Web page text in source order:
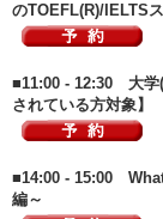
のTOEFL(R)/IELTS
■11:00 - 12:30 大学(
されている方対象】
■14:00 - 15:00
編～